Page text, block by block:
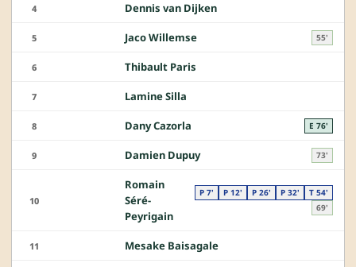
4 Dennis van Dijken
5 Jaco Willemse 55'
6 Thibault Paris
7 Lamine Silla
8 Dany Cazorla E 76'
9 Damien Dupuy 73'
10
Romain
Séré-
Peyrigain
P 7' P 12' P 26' P 32'
T 54'
69'
11 Mesake Baisagale